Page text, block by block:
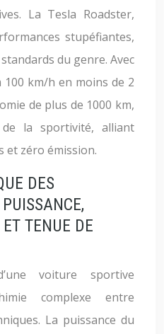
La Tesla Roadster,
stupéfiantes,
du genre. Avec
100 km/h en moins de 2
de plus de 1000 km,
la sportivité, alliant
et zéro émission.
DES
TENUE DE
voiture sportive
complexe entre
La puissance du